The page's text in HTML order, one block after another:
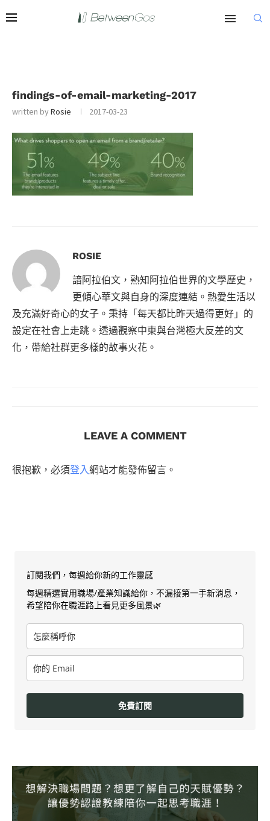
findings-of-email-marketing-2017
written byRosie 2017-03-23
ROSIE
諳阿拉伯文，熟知阿拉伯世界的文學歷史，
更傾心華文與自身的深度連結。熱愛生活以
及充滿好奇心的女子。秉持「每天都比昨天過得更好」的
設定在社會上走跳。透過觀察中東與台灣極大反差的文
化，帶給社群更多樣的故事火花。
LEAVE A COMMENT
很抱歉，必須登入網站才能發佈留言。
訂閱我們，每週給你新的工作靈感
每週精選實用職場/產業知識給你，不漏接第一手新消息，
希望陪你在職涯路上看見更多風景🌿
免費訂閱